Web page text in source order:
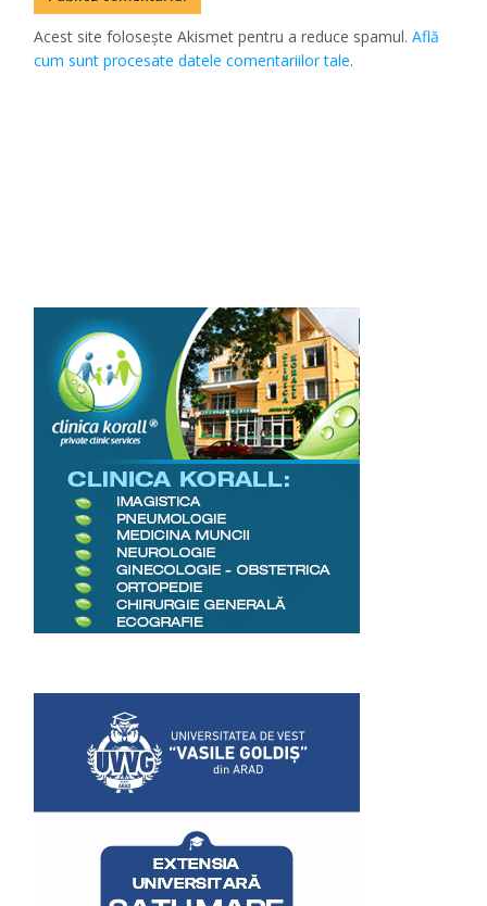
Acest site folosește Akismet pentru a reduce spamul.Află
cum sunt procesate datele comentariilor tale.